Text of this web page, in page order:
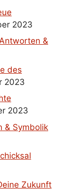
2023
&
des
2023
2023
& Symbolik
Zukunft